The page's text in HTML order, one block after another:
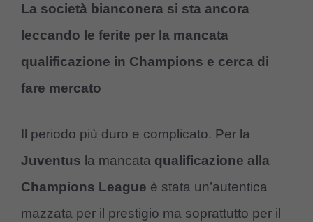
La società bianconera si sta ancora
leccando le ferite per la mancata
qualificazione in Champions e cerca di
fare mercato
Il periodo più duro e complicato. Per la
Juventus la mancata qualificazione alla
Champions League è stata un’autentica
mazzata per il prestigio ma soprattutto per il